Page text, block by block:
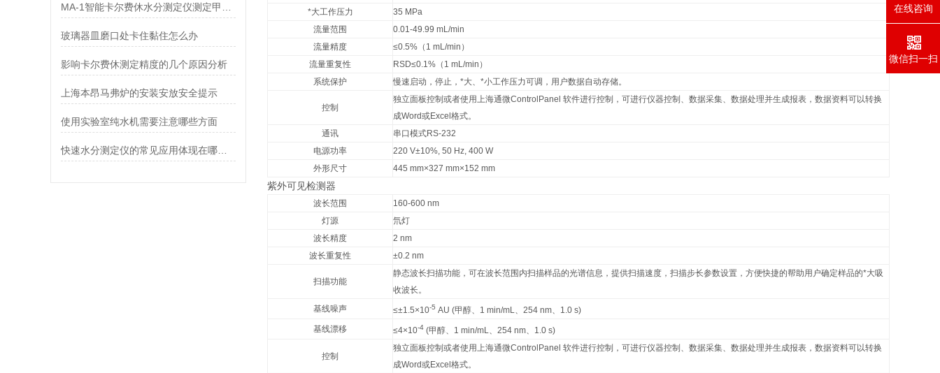
玻璃器皿磨口处卡住黏住怎么办
影响卡尔费休测定精度的几个原因分析
上海本昂马弗炉的安装安放安全提示
使用实验室纯水机需要注意哪些方面
快速水分测定仪的常见应用体现在哪些方面？
*大工作压力
35 MPa
流量范围
0.01-49.99 mL/min
流量精度
≤0.5%（1 mL/min）
流量重复性
RSD≤0.1%（1 mL/min）
系统保护
慢速启动，停止，*大、*小工作压力可调，用户数据自动存储。
控制
独立面板控制或者使用上海通微ControlPanel 软件进行控制，可进行仪器控制、数据采集、数据处理并生成报表，数据资料可以转换
成Word或Excel格式。
通讯
串口模式RS-232
电源功率
220 V±10%, 50 Hz, 400 W
外形尺寸
445 mm×327 mm×152 mm
紫外可见检测器
波长范围
160-600 nm
灯源
氘灯
波长精度
2 nm
波长重复性
±0.2 nm
扫描功能
静态波长扫描功能，可在波长范围内扫描样品的光谱信息，提供扫描速度，扫描步长参数设置，方便快捷的帮助用户确定样品的*大吸
收波长。
基线噪声
≤±1.5×10-5 AU (甲醇、1 min/mL、254 nm、1.0 s)
基线漂移
≤4×10-4 (甲醇、1 min/mL、254 nm、1.0 s)
控制
独立面板控制或者使用上海通微ControlPanel 软件进行控制，可进行仪器控制、数据采集、数据处理并生成报表，数据资料可以转换
成Word或Excel格式。
在线咨询
微信扫一扫